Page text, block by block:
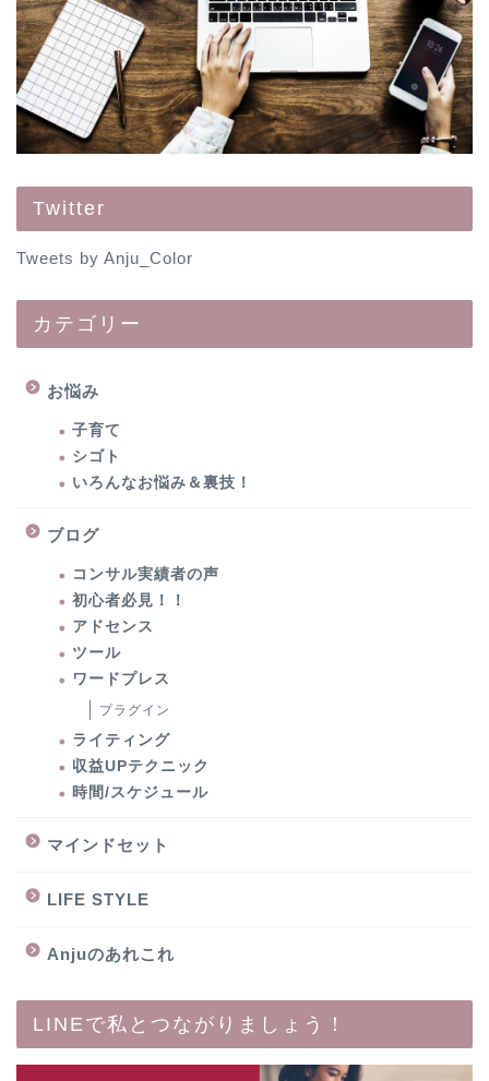
Twitter
Tweets by Anju_Color
カテゴリー
お悩み
子育て
シゴト
いろんなお悩み＆裏技！
ブログ
コンサル実績者の声
初心者必見！！
アドセンス
ツール
ワードプレス
プラグイン
ライティング
収益UPテクニック
時間/スケジュール
マインドセット
LIFE STYLE
Anjuのあれこれ
LINEで私とつながりましょう！